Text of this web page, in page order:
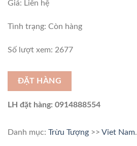
Giá: Liên hệ
Tình trạng: Còn hàng
Số lượt xem: 2677
ĐẶT HÀNG
LH đặt hàng: 0914888554
Danh mục: Trừu Tượng >> Viet Nam.